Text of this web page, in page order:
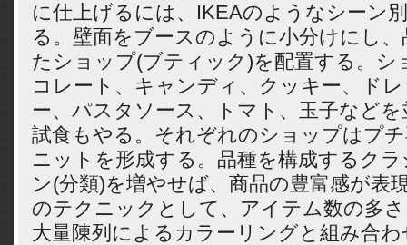
に仕上げるには、IKEAのようなシーン
る。壁面をブースのように小分けにし
たショップ(ブティック)を配置する。シ
コレート、キャンディ、クッキー、ド
ー、パスタソース、トマト、玉子など
試食もやる。それぞれのショップはプ
ニットを形成する。品種を構成するク
ン(分類)を増やせば、商品の豊富感が表
のテクニックとして、アイテム数の多
大量陳列によるカラーリングと組み合